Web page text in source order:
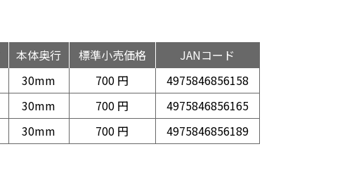
本体奥行 標準小売価格
JANコード
30mm 700 円
4975846856158
30mm 700 円
4975846856165
30mm 700 円 4975846856189